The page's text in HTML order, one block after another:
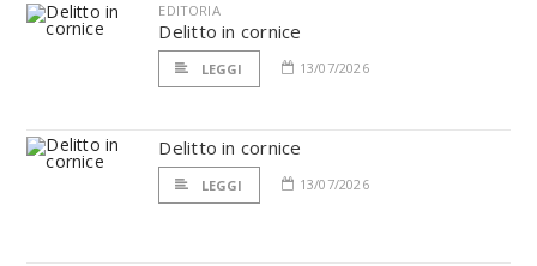
EDITORIA
Delitto in cornice
LEGGI 13/07/2026
Delitto in cornice
LEGGI 13/07/2026